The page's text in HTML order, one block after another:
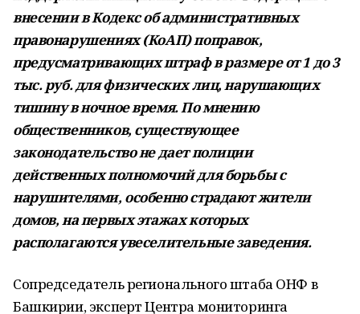
внесении в Кодекс об административных
правонарушениях (КоАП) поправок,
предусматривающих штраф в размере от 1 до 3
тыс. руб. для физических лиц, нарушающих
тишину в ночное время. По мнению
общественников, существующее
законодательство не дает полиции
действенных полномочий для борьбы с
нарушителями, особенно страдают жители
домов, на первых этажах которых
располагаются увеселительные заведения.
Сопредседатель регионального штаба ОНФ в
Башкирии, эксперт Центра мониторинга